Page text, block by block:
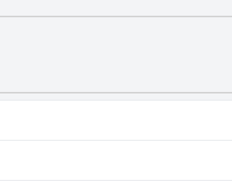
που ανήκουν σε μία ή